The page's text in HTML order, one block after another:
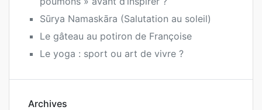
Sūrya Namaskāra (Salutation au soleil)
Le gâteau au potiron de Françoise
Le yoga : sport ou art de vivre ?
Archives